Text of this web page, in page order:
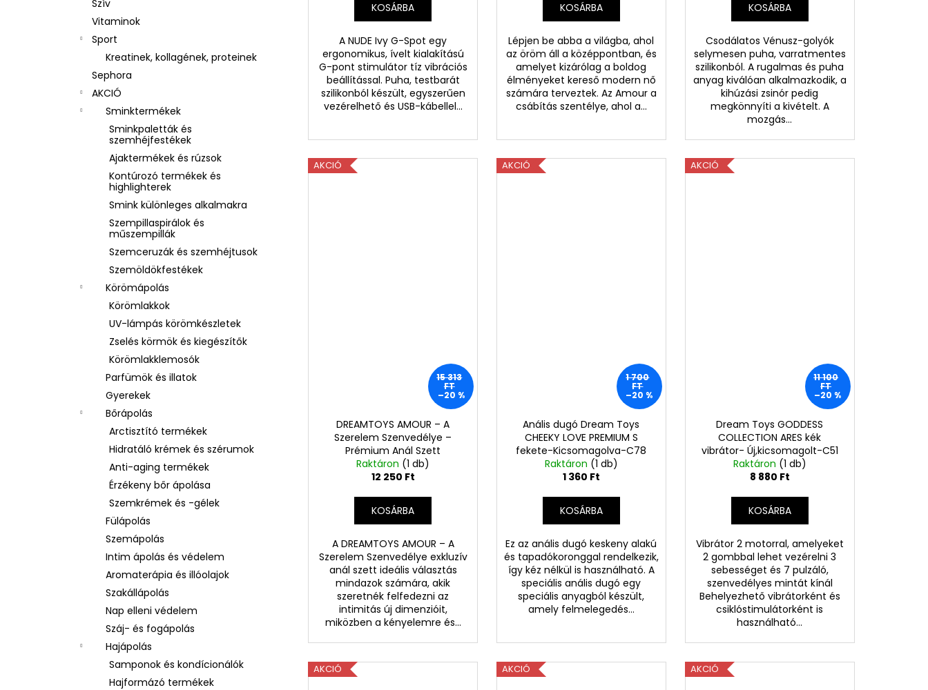
Szív
Vitaminok
Sport
Kreatinek, kollagének, proteinek
Sephora
AKCIÓ
Sminktermékek
Sminkpaletták és
szemhéjfestékek
Ajaktermékek és rúzsok
Kontúrozó termékek és
highlighterek
Smink különleges alkalmakra
Szempillaspirálok és
műszempillák
Szemceruzák és szemhéjtusok
Szemöldökfestékek
Körömápolás
Körömlakkok
UV-lámpás körömkészletek
Zselés körmök és kiegészítők
Körömlakklemosók
Parfümök és illatok
Gyerekek
Bőrápolás
Arctisztító termékek
Hidratáló krémek és szérumok
Anti-aging termékek
Érzékeny bőr ápolása
Szemkrémek és -gélek
Fülápolás
Szemápolás
Intim ápolás és védelem
Aromaterápia és illóolajok
Szakállápolás
Nap elleni védelem
Száj- és fogápolás
Hajápolás
Samponok és kondícionálók
Hajformázó termékek
KOSÁRBA
A NUDE Ivy G-Spot egy
ergonomikus, ívelt kialakítású
G-pont stimulátor tíz vibrációs
beállítással. Puha, testbarát
szilikonból készült, egyszerűen
vezérelhető és USB-kábellel...
KOSÁRBA
Lépjen be abba a világba, ahol
az öröm áll a középpontban, és
amelyet kizárólag a boldog
élményeket kereső modern nő
számára terveztek. Az Amour a
csábítás szentélye, ahol a...
KOSÁRBA
Csodálatos Vénusz-golyók
selymesen puha, varratmentes
szilikonból. A rugalmas és puha
anyag kiválóan alkalmazkodik, a
kihúzási zsinór pedig
megkönnyíti a kivételt. A
mozgás...
AKCIÓ
15 313
FT
–20 %
DREAMTOYS AMOUR – A
Szerelem Szenvedélye –
Prémium Anál Szett
Kicsomagolva (A03)
Raktáron (1 db)
12 250 Ft
KOSÁRBA
A DREAMTOYS AMOUR – A
Szerelem Szenvedélye exkluzív
anál szett ideális választás
mindazok számára, akik
szeretnék felfedezni az
intimitás új dimenzióit,
miközben a kényelemre és...
AKCIÓ
1 700
FT
–20 %
Anális dugó Dream Toys
CHEEKY LOVE PREMIUM S
fekete-Kicsomagolva-C78
Raktáron (1 db)
1 360 Ft
KOSÁRBA
Ez az anális dugó keskeny alakú
és tapadókoronggal rendelkezik,
így kéz nélkül is használható. A
speciális anális dugó egy
speciális anyagból készült,
amely felmelegedés...
AKCIÓ
11 100
FT
–20 %
Dream Toys GODDESS
COLLECTION ARES kék
vibrátor- Új,kicsomagolt-C51
Raktáron (1 db)
8 880 Ft
KOSÁRBA
Vibrátor 2 motorral, amelyeket
2 gombbal lehet vezérelni 3
sebességet és 7 pulzáló,
szenvedélyes mintát kínál
Behelyezhető vibrátorként és
csiklóstimulátorként is
használható...
AKCIÓ AKCIÓ AKCIÓ